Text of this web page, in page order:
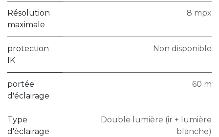
Résolution
maximale
8 mpx
protection
IK
Non disponible
portée
d'éclairage
60 m
Type
d'éclairage
Double lumière (ir + lumière
blanche)